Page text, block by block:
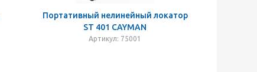
Портативный нелинейный локатор
ST 401 CAYMAN
Артикул: 75001